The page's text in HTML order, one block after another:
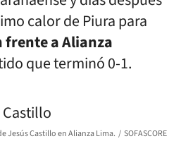
calor de Piura para
a Alianza
que terminó 0-1.
Jesús Castillo en Alianza Lima. SOFASCORE